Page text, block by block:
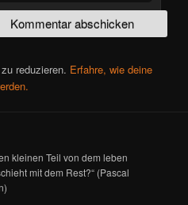
reduzieren. Erfahre, wie deine
kleinen Teil von dem leben
mit dem Rest?“ (Pascal